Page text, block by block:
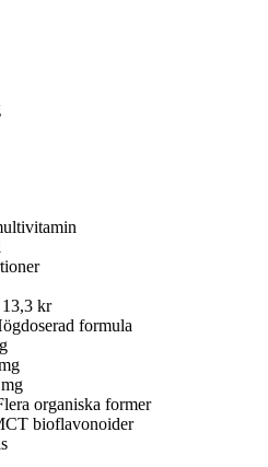
13,3 kr
formula
organiska former
bioflavonoider